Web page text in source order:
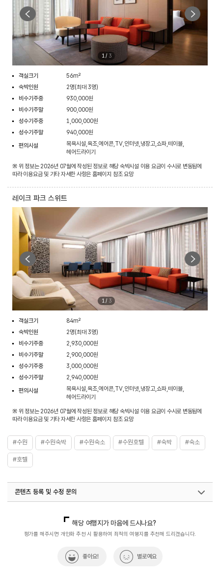
1 / 3
객실크기
56m²
숙박인원
2명(최대 3명)
비수기주중
930,000원
비수기주말
900,000원
성수기주중
1,000,000원
성수기주말
940,000원
편의시설
목욕시설,욕조,에어콘,TV,인터넷,냉장고,쇼파,테이블,
헤어드라이기
※ 위 정보는 2026년 07월에 작성된 정보로 해당 숙박시설 이용 요금이 수시로 변동됨에
따라 이용요금 및 기타 자세한 사항은 홈페이지 참조 요망
레이크 파크 스위트
1 / 3
객실크기
84m²
숙박인원
2명(최대 3명)
비수기주중
2,930,000원
비수기주말
2,900,000원
성수기주중
3,000,000원
성수기주말
2,940,000원
편의시설
목욕시설,욕조,에어콘,TV,인터넷,냉장고,쇼파,테이블,
헤어드라이기
※ 위 정보는 2026년 07월에 작성된 정보로 해당 숙박시설 이용 요금이 수시로 변동됨에
따라 이용요금 및 기타 자세한 사항은 홈페이지 참조 요망
#수원 #수원숙박 #수원숙소 #수원호텔 #숙박 #숙소
#호텔
콘텐츠 등록 및 수정 문의
열린관광콘텐츠팀(열린관광-모두의여행)
033-738-3425
해당 여행지가 마음에 드시나요?
평가를 해주시면 개인화 추천 시 활용하여 최적의 여행지를 추천해 드리겠습니다.
좋아요! 별로예요